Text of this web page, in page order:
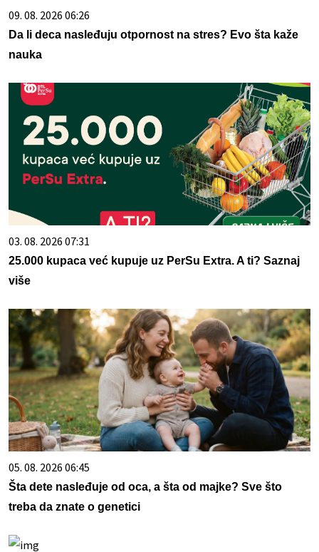
09. 08. 2026 06:26
Da li deca nasleđuju otpornost na stres? Evo šta kaže
nauka
03. 08. 2026 07:31
25.000 kupaca već kupuje uz PerSu Extra. A ti? Saznaj
više
05. 08. 2026 06:45
Šta dete nasleđuje od oca, a šta od majke? Sve što
treba da znate o genetici